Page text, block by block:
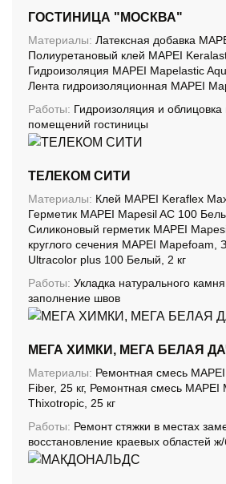
ГОСТИНИЦА "МОСКВА"
Материалы: Латексная добавка
Полиуретановый клей MAPEI
Гидроизоляция MAPEI Mapelastic
Лента гидроизоляционная MAPEI
Работы: Гидроизоляция и облицовка
помещений гостиницы
ТЕЛЕКОМ СИТИ
Материалы: Клей MAPEI Keraflex
Герметик MAPEI Mapesil AC 100
Силиконовый герметик MAPEI
круглого сечения MAPEI Mapefoam,
Ultracolor plus 100 Белый, 2 кг
Работы: Укладка натурального
заполнение швов
МЕГА ХИМКИ, МЕГА БЕЛАЯ
Материалы: Ремонтная смесь
Fiber, 25 кг, Ремонтная смесь MAPEI
Thixotropic, 25 кг
Работы: Ремонт стяжки в местах
восстановление краевых областей